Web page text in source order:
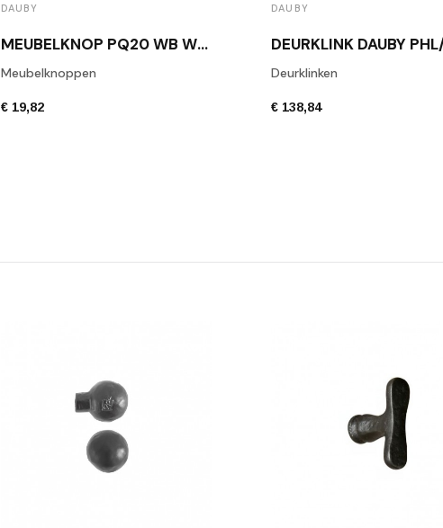
DAUBY
MEUBELKNOP PQ20 WB WIT BRONS
Meubelknoppen
€ 19,82
DAUBY
Deurklinken
€ 138,84